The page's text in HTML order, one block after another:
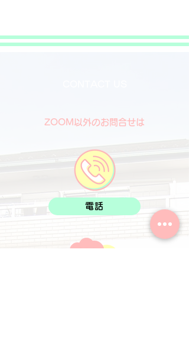
ZOOM以外のお問合せは
電話